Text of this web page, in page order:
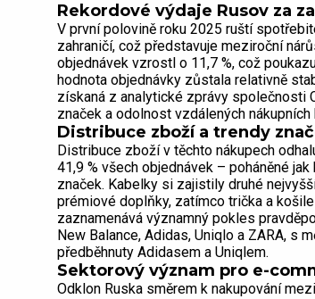
Rekordové výdaje Rusov za
V první polovině roku 2025 ruští
zahraničí, což představuje meziroční
objednávek vzrostl o 11,7 %, což
hodnota objednávky zůstala relativně
získaná z analytické zprávy společnosti
značek a odolnost vzdálených
Distribuce zboží a trendy
Distribuce zboží v těchto nákupech
41,9 % všech objednávek – poháněné
značek. Kabelky si zajistily druhé
prémiové doplňky, zatímco trička a
zaznamenává významný pokles
New Balance, Adidas, Uniqlo a ZARA, s
předběhnuty Adidasem a Uniqlem.
Sektorový význam pro e-
Odklon Ruska směrem k nakupování